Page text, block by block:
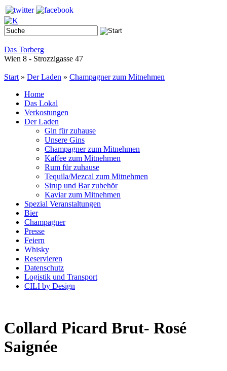
Das Torberg
Wien 8 - Strozzigasse 47
Start » Der Laden » Champagner zum Mitnehmen
Home
Das Lokal
Verkostungen
Der Laden
Gin für zuhause
Unsere Gins
Champagner zum Mitnehmen
Kaffee zum Mitnehmen
Rum für zuhause
Tequila/Mezcal zum Mitnehmen
Sirup und Bar zubehör
Kaviar zum Mitnehmen
Spezial Veranstaltungen
Bier
Champagner
Presse
Feiern
Whisky
Reservieren
Datenschutz
Logistik und Transport
CILI by Design
Collard Picard Brut- Rosé
Saignée